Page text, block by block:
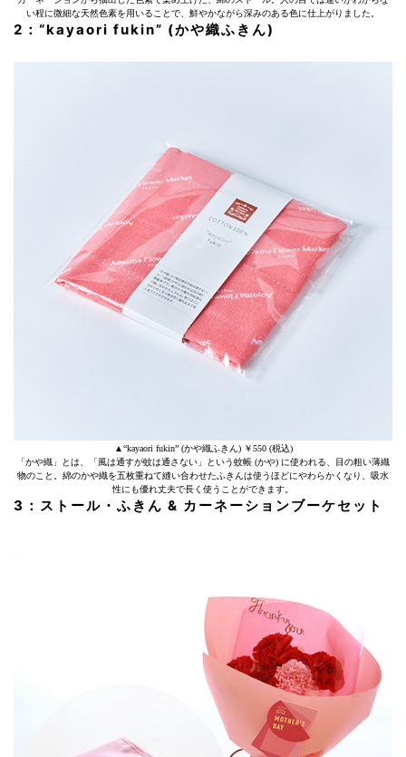
い程に微細な天然色素を用いることで、鮮やかながら深みのある色に仕上がりました。
2：“kayaori fukin” (かや織ふきん)
▲“kayaori fukin” (かや織ふきん) ￥550 (税込)
「かや織」とは、「風は通すが蚊は通さない」という蚊帳 (かや) に使われる、目の粗い薄織
物のこと。綿のかや織を五枚重ねて縫い合わせたふきんは使うほどにやわらかくなり、吸水
性にも優れ丈夫で長く使うことができます。
3：ストール・ふきん & カーネーションブーケセット